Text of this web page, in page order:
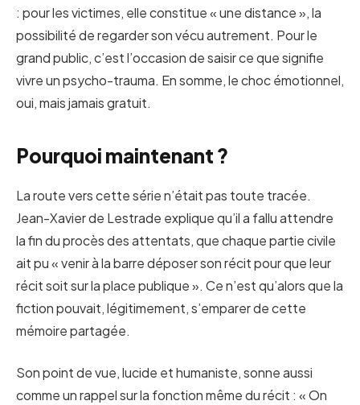
: pour les victimes, elle constitue « une distance », la
possibilité de regarder son vécu autrement. Pour le
grand public, c’est l’occasion de saisir ce que signifie
vivre un psycho-trauma. En somme, le choc émotionnel,
oui, mais jamais gratuit.
Pourquoi maintenant ?
La route vers cette série n’était pas toute tracée.
Jean-Xavier de Lestrade explique qu’il a fallu attendre
la fin du procès des attentats, que chaque partie civile
ait pu « venir à la barre déposer son récit pour que leur
récit soit sur la place publique ». Ce n’est qu’alors que la
fiction pouvait, légitimement, s’emparer de cette
mémoire partagée.
Son point de vue, lucide et humaniste, sonne aussi
comme un rappel sur la fonction même du récit : « On